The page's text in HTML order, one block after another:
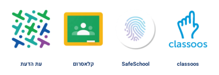
classoos
SafeSchool קלאסרום עת הדעת